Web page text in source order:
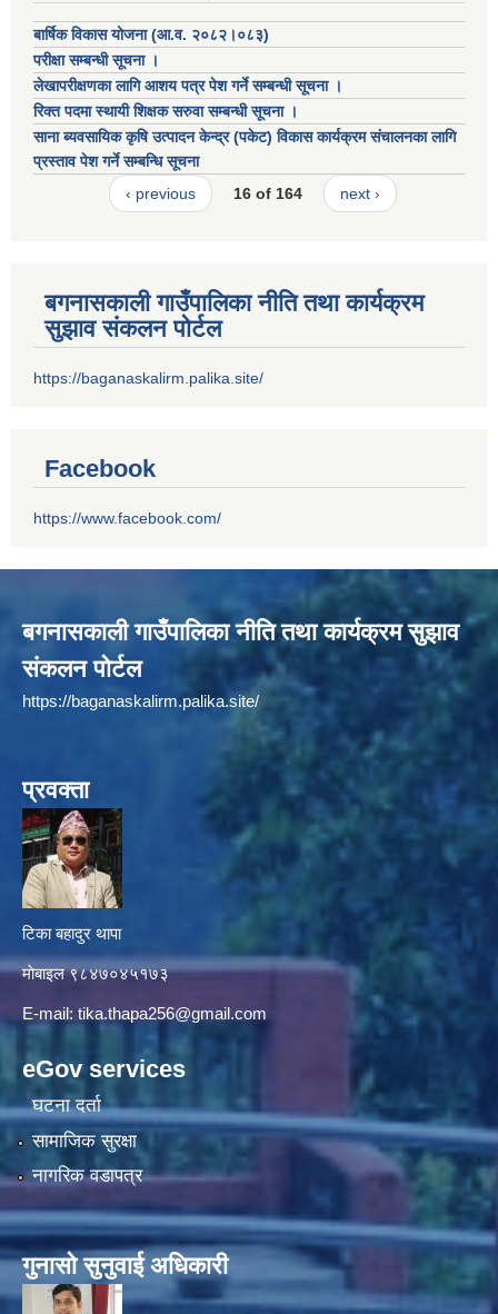
बार्षिक विकास योजना (आ.व. २०८२।०८३)
परीक्षा सम्बन्धी सूचना ।
लेखापरीक्षणका लागि आशय पत्र पेश गर्ने सम्बन्धी सूचना ।
रिक्त पदमा स्थायी शिक्षक सरुवा सम्बन्धी सूचना ।
साना ब्यवसायिक कृषि उत्पादन केन्द्र (पकेट) विकास कार्यक्रम संचालनका लागि
प्रस्ताव पेश गर्ने सम्बन्धि सूचना
‹ previous
16 of 164 next ›
बगनासकाली गाउँपालिका नीति तथा कार्यक्रम
सुझाव संकलन पोर्टल
https://baganaskalirm.palika.site/
Facebook
https://www.facebook.com/
बगनासकाली गाउँपालिका नीति तथा कार्यक्रम सुझाव
संकलन पोर्टल
https://baganaskalirm.palika.site/
प्रवक्ता
टिका बहादुर थापा
माे‍बाइल ९८४७०४५१७३
E-mail: tika.thapa256@gmail.com
eGov services
घटना दर्ता
सामाजिक सुरक्षा
नागरिक वडापत्र
गुनासाे सुनुवाई अधिकारी